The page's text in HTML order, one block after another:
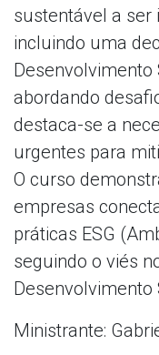
sustentável a ser
incluindo uma
abordando
destaca-se a
urgentes para
O curso
empresas
práticas ESG
seguindo o viés
Desenvolvimento
Ministrante: